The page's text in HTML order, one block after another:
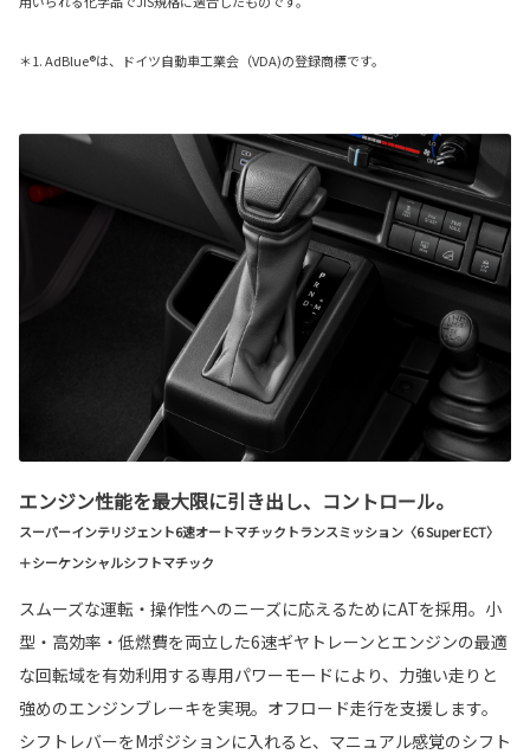
＊1. AdBlue®は、ドイツ自動車工業会（VDA)の登録商標です。
エンジン性能を最大限に引き出し、コントロール。
スーパーインテリジェント6速オートマチックトランスミッション〈6 Super ECT〉
＋シーケンシャルシフトマチック
スムーズな運転・操作性へのニーズに応えるためにATを採用。小
型・高効率・低燃費を両立した6速ギヤトレーンとエンジンの最適
な回転域を有効利用する専用パワーモードにより、力強い走りと
強めのエンジンブレーキを実現。オフロード走行を支援します。
シフトレバーをMポジションに入れると、マニュアル感覚のシフト